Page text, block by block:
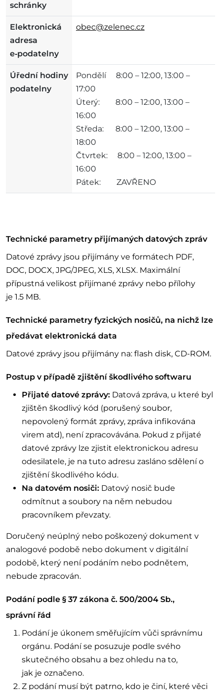
schránky
Elektronická
adresa
e‑podatelny
obec@zelenec.cz
Úřední hodiny
podatelny
Pondělí 8:00 – 12:00, 13:00 –
17:00
Úterý: 8:00 – 12:00, 13:00 –
16:00
Středa: 8:00 – 12:00, 13:00 –
18:00
Čtvrtek: 8:00 – 12:00, 13:00 –
16:00
Pátek: ZAVŘENO
Technické parametry přijímaných datových zpráv
Datové zprávy jsou přijímány ve formátech PDF,
DOC, DOCX, JPG/JPEG, XLS, XLSX. Maximální
přípustná velikost přijímané zprávy nebo přílohy
je 1.5 MB.
Technické parametry fyzických nosičů, na nichž lze
předávat elektronická data
Datové zprávy jsou přijímány na: flash disk, CD-ROM.
Postup v případě zjištění škodlivého softwaru
Přijaté datové zprávy: Datová zpráva, u které byl
zjištěn škodlivý kód (porušený soubor,
nepovolený formát zprávy, zpráva infikována
virem atd), není zpracovávána. Pokud z přijaté
datové zprávy lze zjistit elektronickou adresu
odesilatele, je na tuto adresu zasláno sdělení o
zjištění škodlivého kódu.
Na datovém nosiči: Datový nosič bude
odmítnut a soubory na něm nebudou
pracovníkem převzaty.
Doručený neúplný nebo poškozený dokument v
analogové podobě nebo dokument v digitální
podobě, který není podáním nebo podnětem,
nebude zpracován.
Podání podle § 37 zákona č. 500/2004 Sb.,
správní řád
Podání je úkonem směřujícím vůči správnímu
orgánu. Podání se posuzuje podle svého
skutečného obsahu a bez ohledu na to,
jak je označeno.
Z podání musí být patrno, kdo je činí, které věci